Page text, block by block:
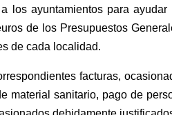
los ayuntamientos para ayudar
de los Presupuestos
de cada localidad.
facturas,
material sanitario, pago de